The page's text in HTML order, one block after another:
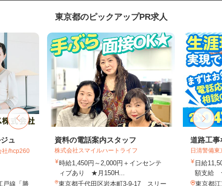
東京都のピックアップPR求人
ュ
社/hcp260
戸線「勝
資料の電話案内スタッフ
株式会社スマイルハートライフ
時給1,450円～2,000円＋インセンテ
ィブあり ★月150H...
東京都千代田区岩本町3-9-17 スリー
道路工事
日清警備
日給
額支給
東京都